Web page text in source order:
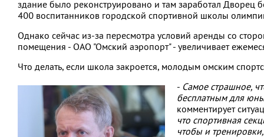
здание было реконструировано и там заработал
400 воспитанников городской спортивной школы
Однако сейчас из-за пересмотра условий аренды со
помещения - ОАО "Омский аэропорт" - увеличивает
Что делать, если школа закроется, молодым омским
- Самое страшное,
бесплатным для
комментирует
что спортивная
чтобы и